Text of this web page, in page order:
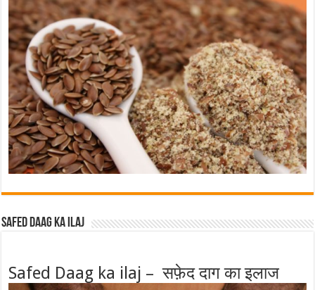
Safed Daag ka ilaj
Safed Daag ka ilaj – सफ़ेद दाग का इलाज